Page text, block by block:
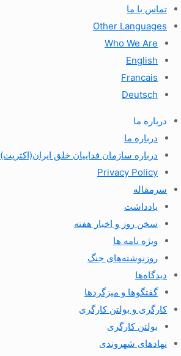
تماس با ما
Other Languages
Who We Are
English
Francais
Deutsch
درباره ما
درباره ما
درباره سازمان فداییان خلق ایران(اکثریت)
Privacy Policy
سرمقاله
یادداشت
سخن روز و اخبار هفته
ویژه نامه ها
روزنوشته‌های جنگ
دیدگاه‌ها
گفتگوها و میزگردها
کارگری و بولتن کارگری
بولتن کارگری
نهادهای شهروندی